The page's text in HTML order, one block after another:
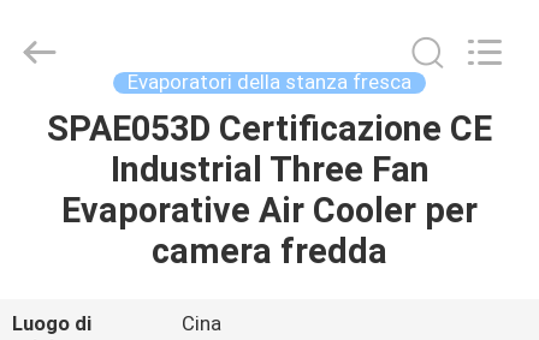
CASA
PRODOTTI
VR
Reserved.
Evaporatori della stanza fresca
SPAE053D Certificazione CE
Industrial Three Fan
Evaporative Air Cooler per
camera fredda
Luogo di
Cina